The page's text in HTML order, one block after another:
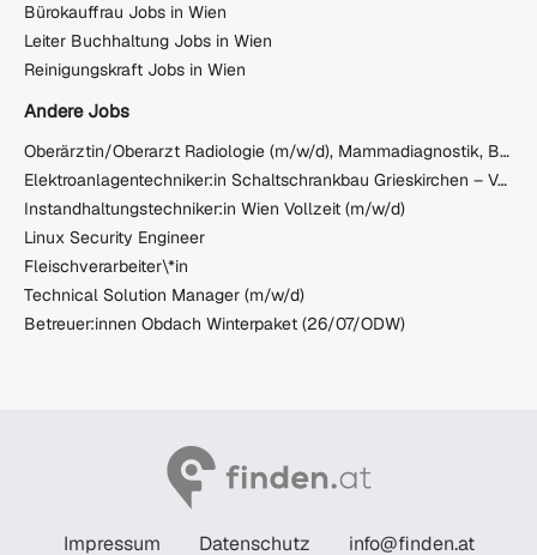
Bürokauffrau Jobs in Wien
Leiter Buchhaltung Jobs in Wien
Reinigungskraft Jobs in Wien
Andere Jobs
Oberärztin/Oberarzt Radiologie (m/w/d), Mammadiagnostik, Brustbildgebung, 60–100%
Elektroanlagentechniker:in Schaltschrankbau Grieskirchen – Vollzeit (m/w/d)
Instandhaltungstechniker:in Wien Vollzeit (m/w/d)
Linux Security Engineer
Fleischverarbeiter\*in
Technical Solution Manager (m/w/d)
Betreuer:innen Obdach Winterpaket (26/07/ODW)
Impressum Datenschutz info@finden.at